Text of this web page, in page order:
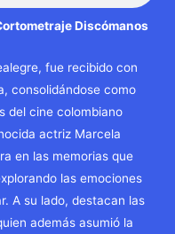
Discómanos
fue recibido con
consolidándose como
del cine colombiano
actriz Marcela
en las memorias que
las emociones
A su lado, destacan las
además asumió la